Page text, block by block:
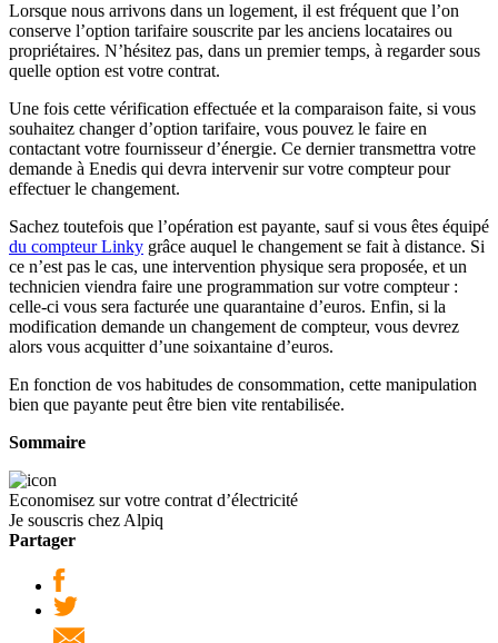
Lorsque nous arrivons dans un logement, il est fréquent que l’on
conserve l’option tarifaire souscrite par les anciens locataires ou
propriétaires. N’hésitez pas, dans un premier temps, à regarder sous
quelle option est votre contrat.
Une fois cette vérification effectuée et la comparaison faite, si vous
souhaitez changer d’option tarifaire, vous pouvez le faire en
contactant votre fournisseur d’énergie. Ce dernier transmettra votre
demande à Enedis qui devra intervenir sur votre compteur pour
effectuer le changement.
Sachez toutefois que l’opération est payante, sauf si vous êtes équipé
du compteur Linky grâce auquel le changement se fait à distance. Si
ce n’est pas le cas, une intervention physique sera proposée, et un
technicien viendra faire une programmation sur votre compteur :
celle-ci vous sera facturée une quarantaine d’euros. Enfin, si la
modification demande un changement de compteur, vous devrez
alors vous acquitter d’une soixantaine d’euros.
En fonction de vos habitudes de consommation, cette manipulation
bien que payante peut être bien vite rentabilisée.
Sommaire
Economisez sur votre contrat d’électricité
Je souscris chez Alpiq
Partager